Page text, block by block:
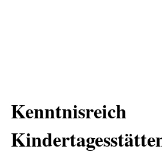
Kenntnisreich